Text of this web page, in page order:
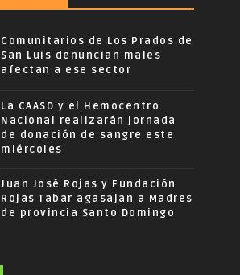
Comunitarios de Los Prados de
San Luis denuncian males
afectan a ese sector
La CAASD y el Hemocentro
Nacional realizarán jornada
de donación de sangre este
miércoles
Juan José Rojas y Fundación
Rojas Tabar agasajan a Madres
de provincia Santo Domingo